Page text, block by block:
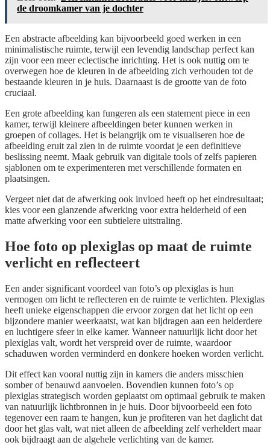
de droomkamer van je dochter
Een abstracte afbeelding kan bijvoorbeeld goed werken in een
minimalistische ruimte, terwijl een levendig landschap perfect kan
zijn voor een meer eclectische inrichting. Het is ook nuttig om te
overwegen hoe de kleuren in de afbeelding zich verhouden tot de
bestaande kleuren in je huis. Daarnaast is de grootte van de foto
cruciaal.
Een grote afbeelding kan fungeren als een statement piece in een
kamer, terwijl kleinere afbeeldingen beter kunnen werken in
groepen of collages. Het is belangrijk om te visualiseren hoe de
afbeelding eruit zal zien in de ruimte voordat je een definitieve
beslissing neemt. Maak gebruik van digitale tools of zelfs papieren
sjablonen om te experimenteren met verschillende formaten en
plaatsingen.
Vergeet niet dat de afwerking ook invloed heeft op het eindresultaat;
kies voor een glanzende afwerking voor extra helderheid of een
matte afwerking voor een subtielere uitstraling.
Hoe foto op plexiglas op maat de ruimte
verlicht en reflecteert
Een ander significant voordeel van foto’s op plexiglas is hun
vermogen om licht te reflecteren en de ruimte te verlichten. Plexiglas
heeft unieke eigenschappen die ervoor zorgen dat het licht op een
bijzondere manier weerkaatst, wat kan bijdragen aan een helderdere
en luchtigere sfeer in elke kamer. Wanneer natuurlijk licht door het
plexiglas valt, wordt het verspreid over de ruimte, waardoor
schaduwen worden verminderd en donkere hoeken worden verlicht.
Dit effect kan vooral nuttig zijn in kamers die anders misschien
somber of benauwd aanvoelen. Bovendien kunnen foto’s op
plexiglas strategisch worden geplaatst om optimaal gebruik te maken
van natuurlijk lichtbronnen in je huis. Door bijvoorbeeld een foto
tegenover een raam te hangen, kun je profiteren van het daglicht dat
door het glas valt, wat niet alleen de afbeelding zelf verheldert maar
ook bijdraagt aan de algehele verlichting van de kamer.